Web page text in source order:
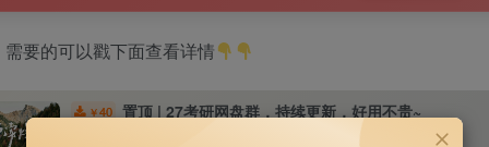
要的可以戳下面查看详情
￥40 置顶 | 27考研网盘群，持续更新，好用不贵~